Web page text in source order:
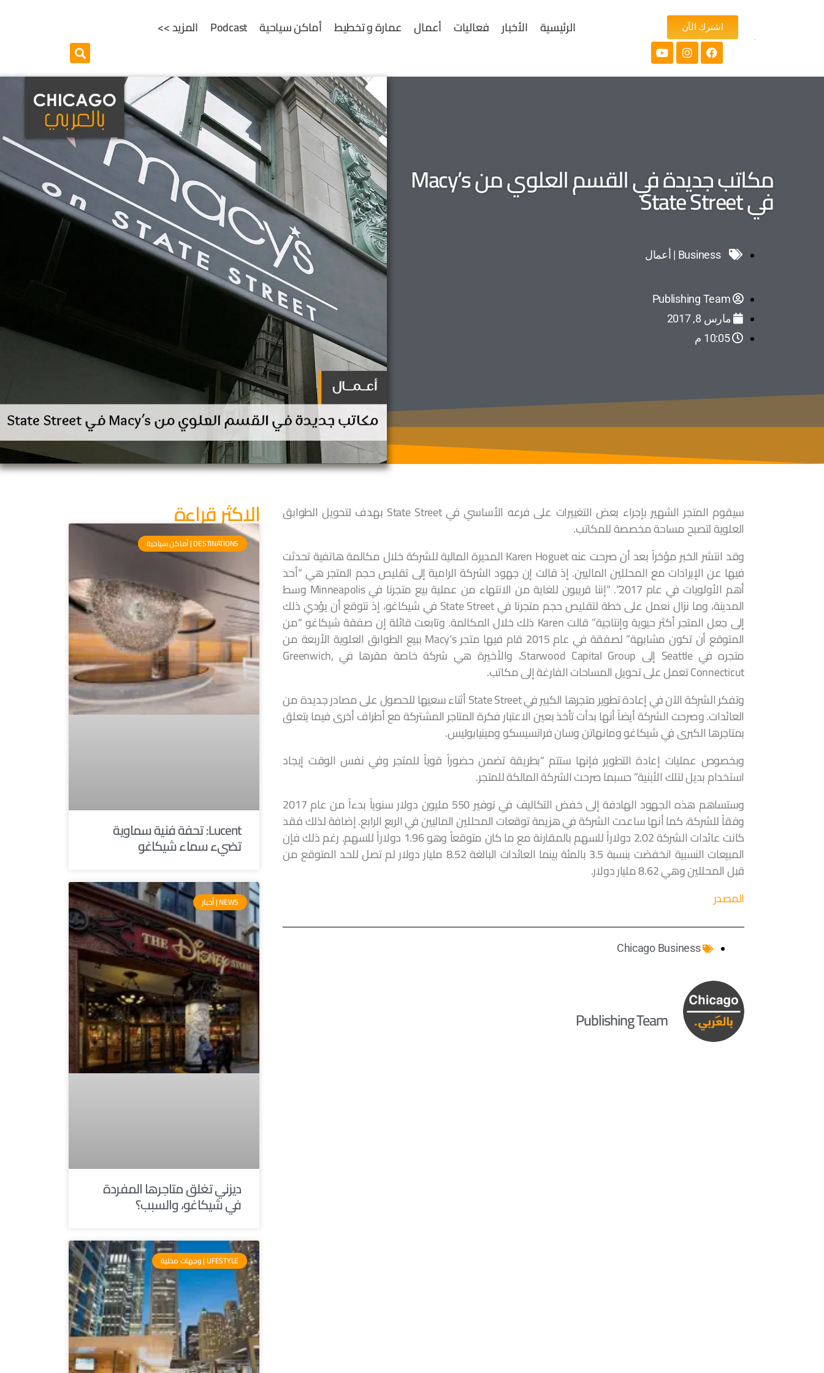
الرئيسية الأخبار فعاليات أعمال عمارة و تخطيط أماكن سياحية Podcast المزيد >> اشترك الآن
مكاتب جديدة في القسم العلوي من Macy’s
في State Street
Business | أعمال
Publishing Team
مارس 8, 2017
10:05 م
سيقوم المتجر الشهير بإجراء بعض التغييرات على فرعه الأساسي في State Street بهدف لتحويل الطوابق
العلوية لتصبح مساحة مخصصة للمكاتب.
وقد انتشر الخبر مؤخراً بعد أن صرحت عنه Karen Hoguet المديرة المالية للشركة خلال مكالمة هاتفية تحدثت
فيها عن الإيرادات مع المحللين الماليين. إذ قالت إن جهود الشركة الرامية إلى تقليص حجم المتجر هي “أحد
أهم الأولويات في عام 2017”. “إننا قريبون للغاية من الانتهاء من عملية بيع متجرنا في Minneapolis وسط
المدينة، وما نزال نعمل على خطة لتقليص حجم متجرنا في State Street في شيكاغو، إذ نتوقع أن يؤدي ذلك
إلى جعل المتجر أكثر حيوية وإنتاجية” قالت Karen ذلك خلال المكالمة. وتابعت قائلة إن صفقة شيكاغو “من
المتوقع أن تكون مشابهة” لصفقة في عام 2015 قام فيها متجر Macy’s ببيع الطوابق العلوية الأربعة من
متجره في Seattle إلى Starwood Capital Group، والأخيرة هي شركة خاصة مقرها في Greenwich,
Connecticut تعمل على تحويل المساحات الفارغة إلى مكاتب.
وتفكر الشركة الآن في إعادة تطوير متجرها الكبير في State Street أثناء سعيها للحصول على مصادر جديدة من
العائدات. وصرحت الشركة أيضاً أنها بدأت تأخذ بعين الاعتبار فكرة المتاجر المشتركة مع أطراف أخرى فيما يتعلق
بمتاجرها الكبرى في شيكاغو ومانهاتن وسان فرانسيسكو ومينيابوليس.
وبخصوص عمليات إعادة التطوير فإنها ستتم “بطريقة تضمن حضوراً قوياً للمتجر وفي نفس الوقت إيجاد
استخدام بديل لتلك الأبنية” حسبما صرحت الشركة المالكة للمتجر.
وستساهم هذه الجهود الهادفة إلى خفض التكاليف في توفير 550 مليون دولار سنوياً بدءاً من عام 2017
وفقاً للشركة، كما أنها ساعدت الشركة في هزيمة توقعات المحللين الماليين في الربع الرابع. إضافة لذلك فقد
كانت عائدات الشركة 2.02 دولاراً للسهم بالمقارنة مع ما كان متوقعاً وهو 1.96 دولاراً للسهم. رغم ذلك فإن
المبيعات النسبية انخفضت بنسبة 3.5 بالمئة بينما العائدات البالغة 8.52 مليار دولار لم تصل للحد المتوقع من
قبل المحللين وهي 8.62 مليار دولار.
المصدر
Chicago Business
Publishing Team
الاكثر قراءة
DESTINATIONS | أماكن سياحية
Lucent: تحفة فنية سماوية
تضيء سماء شيكاغو
NEWS | أخبار
ديزني تغلق متاجرها المفردة
في شيكاغو، والسبب؟
LIFESTYLE | وجهات محلية